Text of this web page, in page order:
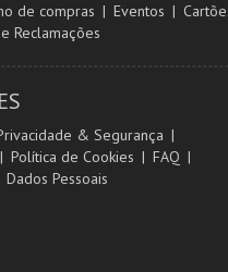
de compras Eventos
Reclamações
& Segurança
Política de Cookies
FAQ
Dados Pessoais